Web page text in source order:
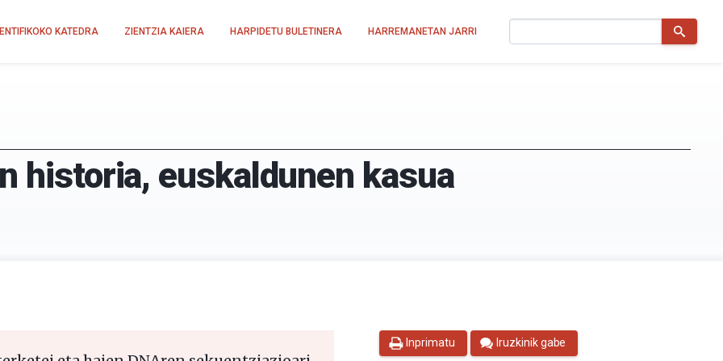
KATEDRA ZIENTZIA KAIERA HARPIDETU BULETINERA HARREMANETAN JARRI
historia, euskaldunen kasua
Inprimatu Iruzkinik gabe